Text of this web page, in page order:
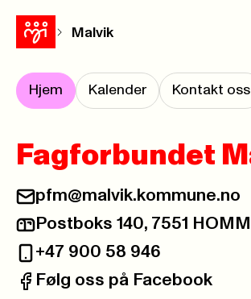
Malvik
Hjem Kalender Kontakt oss
Fagforbundet
E-post:
pfm@malvik.kommune.no
Postadresse:
Postboks 140, 7551
Telefon:
+47 900 58 946
Facebook:
Følg oss på Facebook